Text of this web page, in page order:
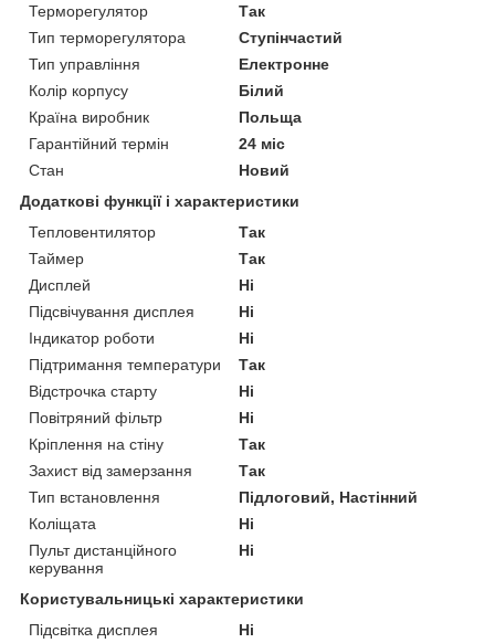
Терморегулятор
Так
Тип терморегулятора
Ступінчастий
Тип управління
Електронне
Колір корпусу
Білий
Країна виробник
Польща
Гарантійний термін
24 міс
Стан
Новий
Додаткові функції і характеристики
Тепловентилятор
Так
Таймер
Так
Дисплей
Ні
Підсвічування дисплея
Ні
Індикатор роботи
Ні
Підтримання температури
Так
Відстрочка старту
Ні
Повітряний фільтр
Ні
Кріплення на стіну
Так
Захист від замерзання
Так
Тип встановлення
Підлоговий, Настінний
Коліщата
Ні
Пульт дистанційного
керування
Ні
Користувальницькі характеристики
Підсвітка дисплея
Ні